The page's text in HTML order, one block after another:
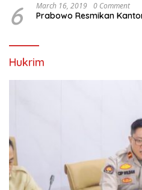
6 March 16, 2019 0 Comment
Prabowo Resmikan
Hukrim